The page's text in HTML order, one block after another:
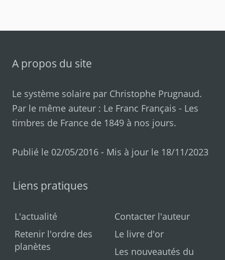
A propos du site
Le système solaire par Christophe Prugnaud.
Par le même auteur : Le Franc Français - Les
timbres de France de 1849 à nos jours.
Publié le 02/05/2016 - Mis à jour le 18/11/2023
Liens pratiques
L'actualité
Retenir l'ordre des
planètes
Contacter l'auteur
Le livre d'or
Les nouveautés du